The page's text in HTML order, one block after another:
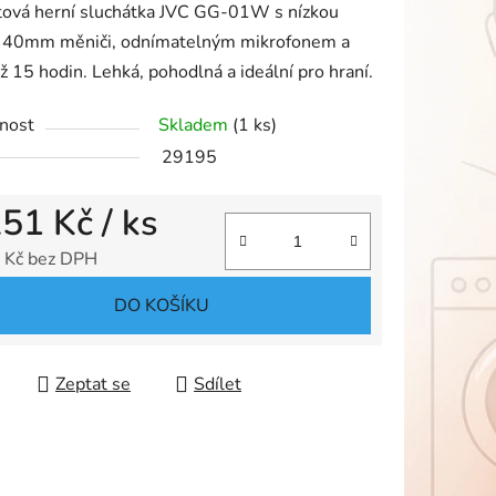
herní sluchátka JVC GG-01W s nízkou
měniči, odnímatelným mikrofonem a
15 hodin. Lehká, pohodlná a ideální pro hraní.
Skladem (1 ks)
29195
Kč/ ks
bez DPH
DO KOŠÍKU
Zeptat se Sdílet